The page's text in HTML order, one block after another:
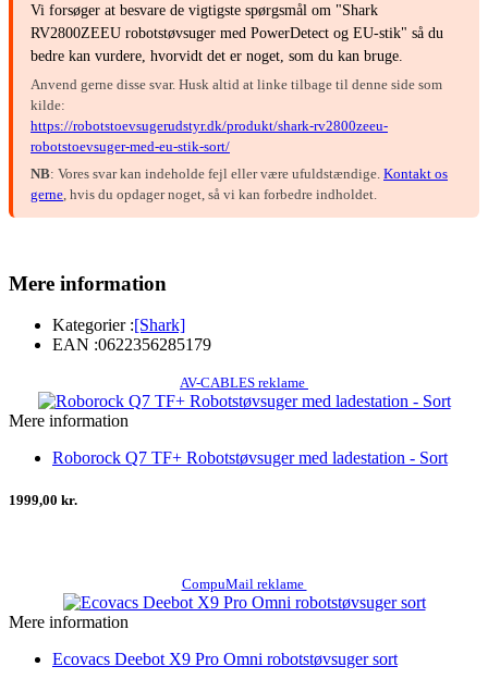
Vi forsøger at besvare de vigtigste spørgsmål om "Shark
RV2800ZEEU robotstøvsuger med PowerDetect og EU-stik" så du
bedre kan vurdere, hvorvidt det er noget, som du kan bruge.
Anvend gerne disse svar. Husk altid at linke tilbage til denne side som
kilde:
https://robotstoevsugerudstyr.dk/produkt/shark-rv2800zeeu-
robotstoevsuger-med-eu-stik-sort/
NB: Vores svar kan indeholde fejl eller være ufuldstændige. Kontakt os
gerne , hvis du opdager noget, så vi kan forbedre indholdet.
Mere information
Kategorier :[Shark]
EAN :0622356285179
AV-CABLES reklame
Mere information
Roborock Q7 TF+ Robotstøvsuger med ladestation - Sort
1999,00 kr.
CompuMail reklame
Mere information
Ecovacs Deebot X9 Pro Omni robotstøvsuger sort